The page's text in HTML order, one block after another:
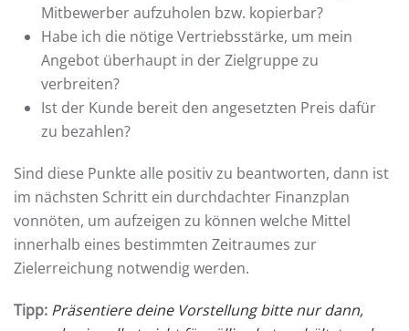
Mitbewerber aufzuholen bzw. kopierbar?
Habe ich die nötige Vertriebsstärke, um mein
Angebot überhaupt in der Zielgruppe zu
verbreiten?
Ist der Kunde bereit den angesetzten Preis dafür
zu bezahlen?
Sind diese Punkte alle positiv zu beantworten, dann ist
im nächsten Schritt ein durchdachter Finanzplan
vonnöten, um aufzeigen zu können welche Mittel
innerhalb eines bestimmten Zeitraumes zur
Zielerreichung notwendig werden.
Tipp: Präsentiere deine Vorstellung bitte nur dann,